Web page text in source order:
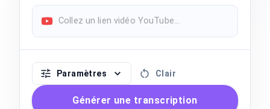
Paramètres Clair
Générer une transcription